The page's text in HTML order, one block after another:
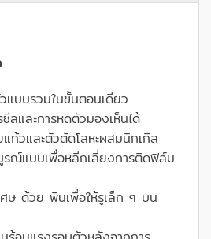
แบบรวมในขั้นตอนเดียว
ลและการหดตัวมองเห็นได้
ก้วและตัวตัดโลหะผสมนิกเกิล
รณ์แบบเพื่อหลีกเลี่ยงการติดฟิล์ม
ษ ด้วย พินเพื่อให้รูเล็ก ๆ บน